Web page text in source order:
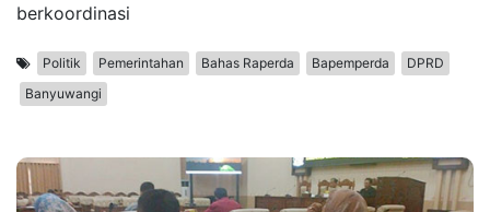
berkoordinasi
Politik Pemerintahan Bahas Raperda Bapemperda
DPRD
Banyuwangi